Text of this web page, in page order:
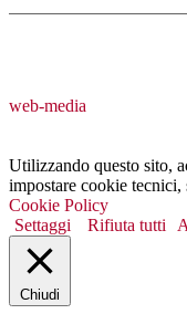
web-media
Utilizzando questo sito,
impostare cookie
Cookie Policy
Settaggi
Rifiuta tutti
Chiudi